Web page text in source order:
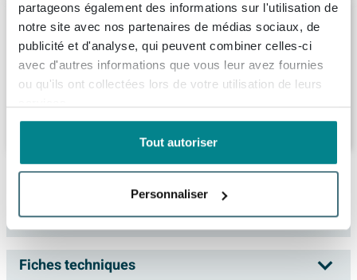
partageons également des informations sur l'utilisation de
notre site avec nos partenaires de médias sociaux, de
publicité et d'analyse, qui peuvent combiner celles-ci
avec d'autres informations que vous leur avez fournies
ou qu'ils ont collectées lors de votre utilisation de leurs
Tout autoriser
Personnaliser
Crosswater MPRO robinet de baignoire
encastré 27.5x12cm thermostatique avec
ensemble de douchette avec bec 16cm
chrome 17 - 18 semaines
959,99
Description
Brauer Chrome carving encastré - ensemble
de douche - 3 boutons carving - douchette
ronde 3 positions - chrome
Spécifications
Numéro d'article
Fiches techniques